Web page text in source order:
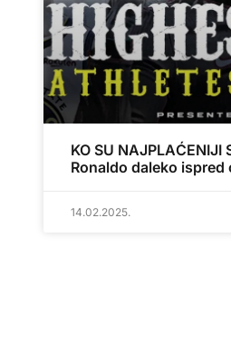
KO SU NAJPLAĆENIJI
Ronaldo daleko ispred
14.02.2025.